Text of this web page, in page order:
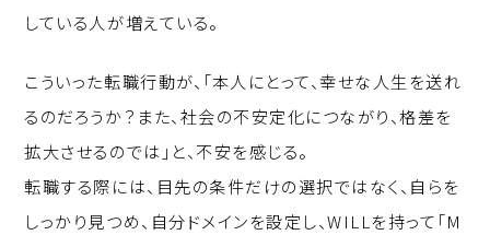
している人が増えている。
こういった転職行動が、「本人にとって、幸せな人生を送れ
るのだろうか？また、社会の不安定化につながり、格差を
拡大させるのでは」と、不安を感じる。
転職する際には、目先の条件だけの選択ではなく、自らを
しっかり見つめ、自分ドメインを設定し、WILLを持って「M